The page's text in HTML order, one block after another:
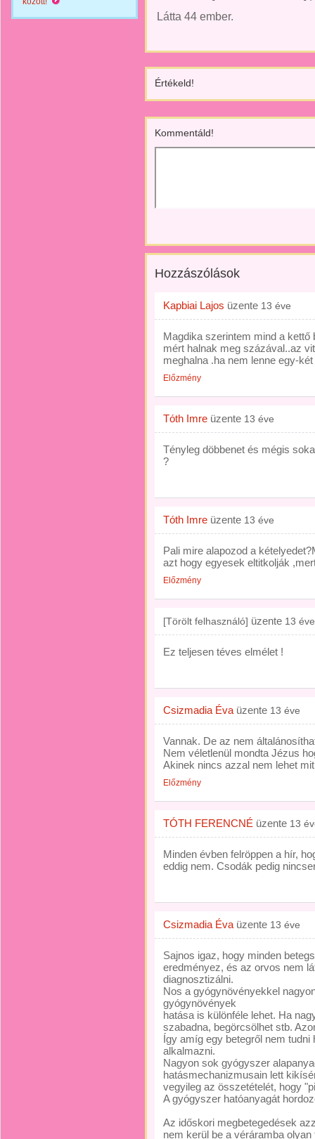
Látta 44 ember.
Értékeld!
Kommentáld!
Hozzászólások
Kapbiai Lajos üzente 13 éve
Magdika szerintem mind a
mért halnak meg százával..az
meghalna .ha nem lenne egy-
Előzmény
Tóth Imre üzente 13 éve
Tényleg döbbenet és mégis
?
Tóth Imre üzente 13 éve
Pali mire alapozod a
azt hogy egyesek eltitkolják
Előzmény
[Törölt felhasználó] üzente 13 éve
Ez teljesen téves elmélet !
Csizmadia Éva üzente 13 éve
Vannak. De az nem
Nem véletlenül mondta Jézus
Akinek nincs azzal nem lehet
Előzmény
TÓTH FERENCNÉ üzente 13
Minden évben felröppen a hír,
eddig nem. Csodák pedig
Csizmadia Éva üzente 13 éve
Sajnos igaz, hogy minden
eredményez, és az orvos nem
diagnosztizálni.
Nos a gyógynövényekkel
gyógynövények
hatása is különféle lehet. Ha
szabadna, begörcsölhet stb.
Így amíg egy betegről nem
alkalmazni.
Nagyon sok gyógyszer
hatásmechanizmusain lett
vegyileg az összetételét, hogy
A gyógyszer hatóanyagát
Az időskori megbetegedések
nem kerül be a véráramba